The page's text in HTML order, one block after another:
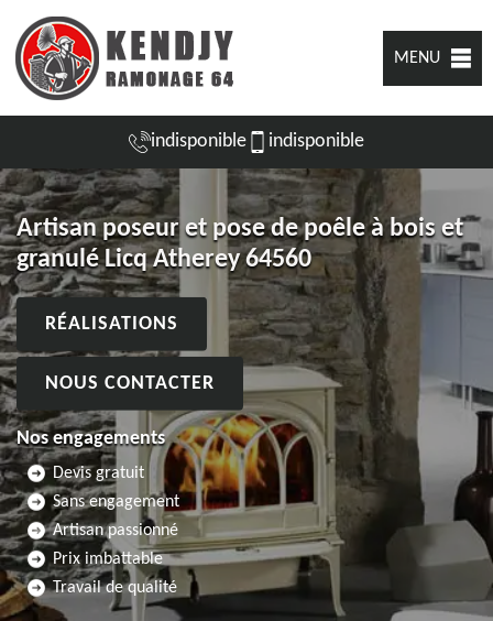
MENU
indisponible indisponible
Artisan poseur et pose de poêle à bois et
granulé Licq Atherey 64560
RÉALISATIONS
NOUS CONTACTER
Nos engagements
Devis gratuit
Sans engagement
Artisan passionné
Prix imbattable
Travail de qualité